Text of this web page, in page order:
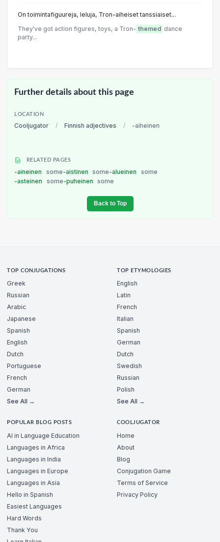
On toimintafiguureja, leluja, Tron-aiheiset tanssiaiset...
They've got action figures, toys, a Tron- themed dance
party...
Further details about this page
LOCATION
Cooljugator / Finnish adjectives / -aiheinen
RELATED PAGES
-aineinen some-aistinen some-alueinen
some
-asteinen
some-puheinen some
Back to Top
TOP CONJUGATIONS
Greek
Russian
Arabic
Japanese
Spanish
English
Dutch
Portuguese
French
German
See All →
TOP ETYMOLOGIES
English
Latin
French
Italian
Spanish
German
Dutch
Swedish
Russian
Polish
See All →
POPULAR BLOG POSTS
AI in Language Education
Languages in Africa
Languages in India
Languages in Europe
Languages in Asia
Hello in Spanish
Easiest Languages
Hard Words
Thank You
COOLJUGATOR
Home
About
Blog
Conjugation Game
Terms of Service
Privacy Policy